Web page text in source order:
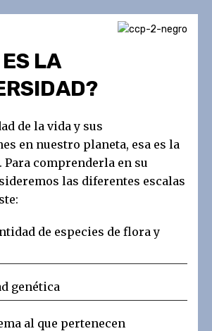
LA
de la vida y sus
en nuestro planeta, esa es la
comprenderla en su
las diferentes escalas
de especies de flora y
genética
al que pertenecen